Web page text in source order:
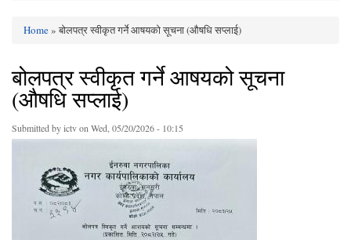
You are here
Home» बोलपत्र स्वीकृत गर्ने आषयको सूचना (औषधि सप्लाई)
बोलपत्र स्वीकृत गर्ने आषयको सूचना
(औषधि सप्लाई)
Submitted byictvon Wed, 05/20/2026 - 10:15